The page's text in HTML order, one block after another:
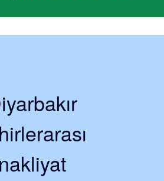
nakliyat